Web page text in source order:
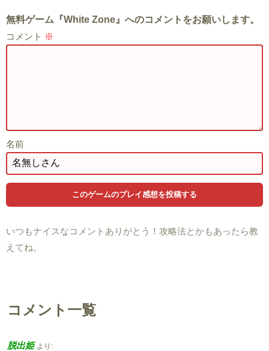
無料ゲーム『White Zone』へのコメントをお願いします。
コメント ※
名前
いつもナイスなコメントありがとう！攻略法とかもあったら教
えてね。
コメント一覧
脱出姫 より: